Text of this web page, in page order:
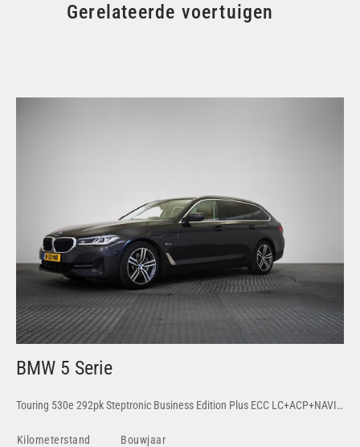
Gerelateerde voertuigen
BMW 5 Serie
Touring 530e 292pk Steptronic Business Edition Plus ECC LC+ACP+NAVI LMV LASER.LED+ COGNAC.SPORT.LEDER STOELVERWARMING KEYLESS.START LA+CRUISEC. DAB+ D.GLAS PDC+C.
Kilometerstand
Bouwjaar